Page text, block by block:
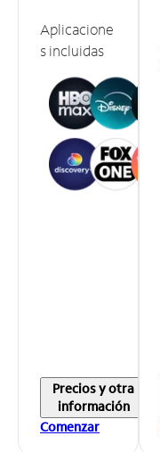
Aplicacione
s incluidas
Precios y otra
información
Comenzar